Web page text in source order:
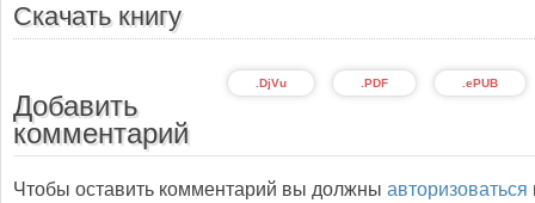
Скачать книгу
.ePUB
.PDF
.DjVu
Добавить
комментарий
Чтобы оставить комментарий вы должны авторизоваться